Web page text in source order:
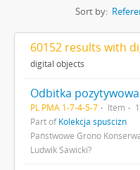
Sort by:
60152 results with
digital objects
PL PMA 1-7-4-5-7 Item
Part ofKolekcja spuścizn
Państwowe Grono
Ludwik Sawicki?